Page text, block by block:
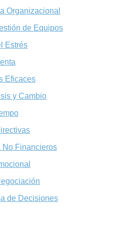
Organizacional
de Equipos
Estrés
Eficaces
y Cambio
No Financieros
de Decisiones